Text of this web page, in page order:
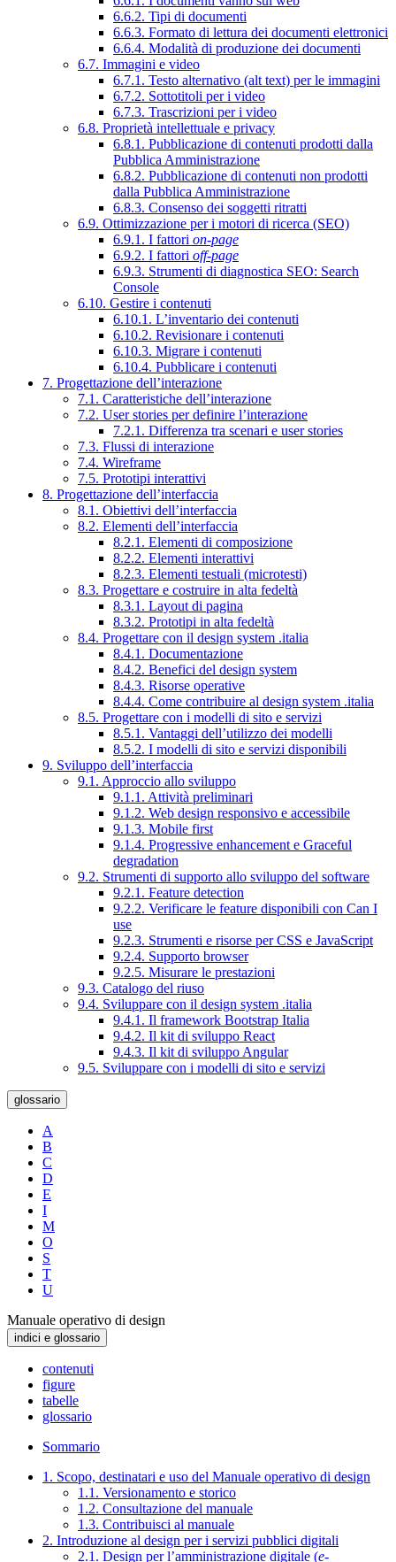
6.6.2. Tipi di documenti
6.6.3. Formato di lettura dei documenti elettronici
6.6.4. Modalità di produzione dei documenti
6.7. Immagini e video
6.7.1. Testo alternativo (alt text) per le immagini
6.7.2. Sottotitoli per i video
6.7.3. Trascrizioni per i video
6.8. Proprietà intellettuale e privacy
6.8.1. Pubblicazione di contenuti prodotti dalla
Pubblica Amministrazione
6.8.2. Pubblicazione di contenuti non prodotti
dalla Pubblica Amministrazione
6.8.3. Consenso dei soggetti ritratti
6.9. Ottimizzazione per i motori di ricerca (SEO)
6.9.1. I fattori on-page
6.9.2. I fattori off-page
6.9.3. Strumenti di diagnostica SEO: Search
Console
6.10. Gestire i contenuti
6.10.1. L’inventario dei contenuti
6.10.2. Revisionare i contenuti
6.10.3. Migrare i contenuti
6.10.4. Pubblicare i contenuti
7. Progettazione dell’interazione
7.1. Caratteristiche dell’interazione
7.2. User stories per definire l’interazione
7.2.1. Differenza tra scenari e user stories
7.3. Flussi di interazione
7.4. Wireframe
7.5. Prototipi interattivi
8. Progettazione dell’interfaccia
8.1. Obiettivi dell’interfaccia
8.2. Elementi dell’interfaccia
8.2.1. Elementi di composizione
8.2.2. Elementi interattivi
8.2.3. Elementi testuali (microtesti)
8.3. Progettare e costruire in alta fedeltà
8.3.1. Layout di pagina
8.3.2. Prototipi in alta fedeltà
8.4. Progettare con il design system .italia
8.4.1. Documentazione
8.4.2. Benefici del design system
8.4.3. Risorse operative
8.4.4. Come contribuire al design system .italia
8.5. Progettare con i modelli di sito e servizi
8.5.1. Vantaggi dell’utilizzo dei modelli
8.5.2. I modelli di sito e servizi disponibili
9. Sviluppo dell’interfaccia
9.1. Approccio allo sviluppo
9.1.1. Attività preliminari
9.1.2. Web design responsivo e accessibile
9.1.3. Mobile first
9.1.4. Progressive enhancement e Graceful
degradation
9.2. Strumenti di supporto allo sviluppo del software
9.2.1. Feature detection
9.2.2. Verificare le feature disponibili con Can I
use
9.2.3. Strumenti e risorse per CSS e JavaScript
9.2.4. Supporto browser
9.2.5. Misurare le prestazioni
9.3. Catalogo del riuso
9.4. Sviluppare con il design system .italia
9.4.1. Il framework Bootstrap Italia
9.4.2. Il kit di sviluppo React
9.4.3. Il kit di sviluppo Angular
9.5. Sviluppare con i modelli di sito e servizi
glossario
A
B
C
D
E
I
M
O
S
T
U
Manuale operativo di design
indici e glossario
contenuti
figure
tabelle
glossario
Sommario
1. Scopo, destinatari e uso del Manuale operativo di design
1.1. Versionamento e storico
1.2. Consultazione del manuale
1.3. Contribuisci al manuale
2. Introduzione al design per i servizi pubblici digitali
2.1. Design per l’amministrazione digitale (e-